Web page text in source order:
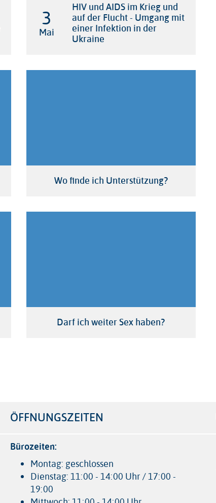
3
Mai
HIV und AIDS im Krieg und
auf der Flucht - Umgang mit
einer Infektion in der
Ukraine
Wo finde ich Unterstützung?
Darf ich weiter Sex haben?
ÖFFNUNGSZEITEN
Bürozeiten:
Montag: geschlossen
Dienstag: 11:00 - 14:00 Uhr / 17:00 -
19:00